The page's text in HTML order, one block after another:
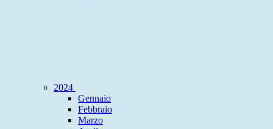
2024
Gennaio
Febbraio
Marzo